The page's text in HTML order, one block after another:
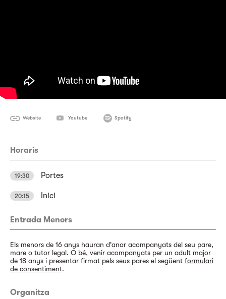
Website Youtube Spotify
Horaris
19:30 Portes
20:15 Inici
Entrada Menors
Els menors de 16 anys hauran d'anar acompanyats del seu pare,
mare o tutor legal. O bé, venir acompanyats per un adult major
de 18 anys i presentar firmat pels seus pares el següent formulari
de consentiment.
Organitza